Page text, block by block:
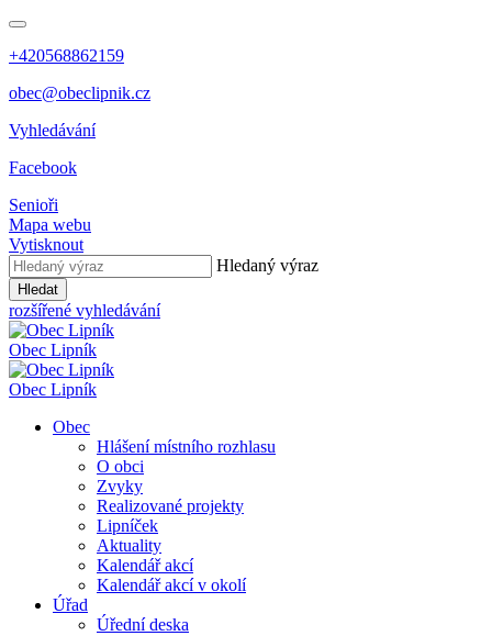
+420568862159
obec@obeclipnik.cz
Vyhledávání
Facebook
Senioři
Mapa webu
Vytisknout
Hledaný výraz
Hledat
rozšířené vyhledávání
Obec Lipník
Obec Lipník
Obec
Hlášení místního rozhlasu
O obci
Zvyky
Realizované projekty
Lipníček
Aktuality
Kalendář akcí
Kalendář akcí v okolí
Úřad
Úřední deska